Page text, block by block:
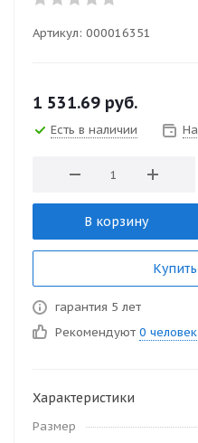
Артикул: 000016351
1 531.69 руб.
Есть в наличии
В корзину
гарантия 5 лет
Рекомендуют 0 человек
Характеристики
Размер